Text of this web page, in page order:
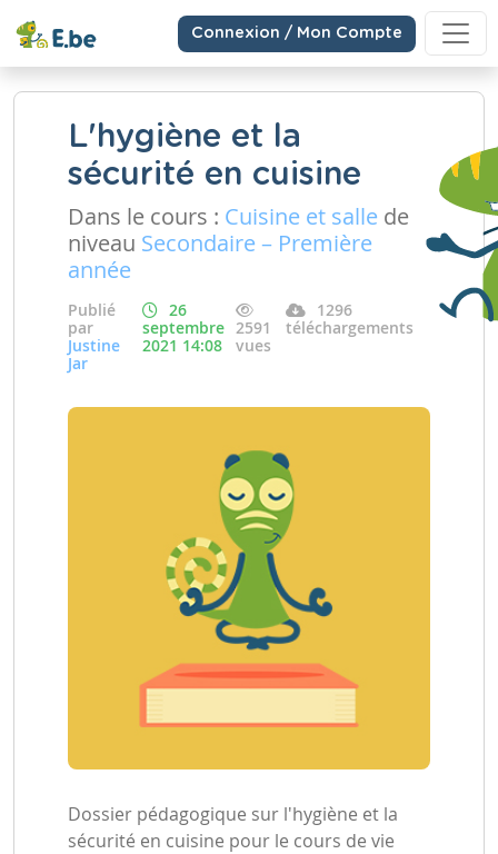
Connexion / Mon Compte
L'hygiène et la
sécurité en cuisine
Dans le cours : Cuisine et salle de
niveau Secondaire – Première
année
Publié
par
Justine
Jar
26
septembre
2021 14:08
2591
vues
1296
téléchargements
Dossier pédagogique sur l'hygiène et la
sécurité en cuisine pour le cours de vie